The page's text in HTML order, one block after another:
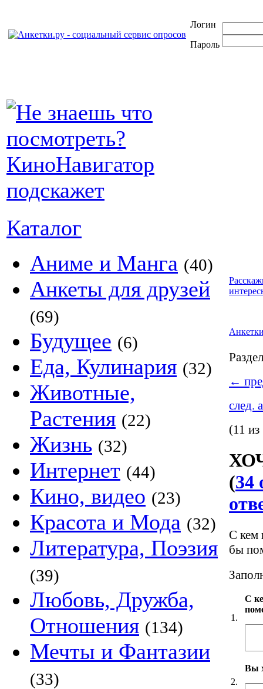
Логин
Пароль
Каталог
Аниме и Манга (40)
Анкеты для друзей
(69)
Будущее (6)
Еда, Кулинария (32)
Животные,
Растения (22)
Жизнь (32)
Интернет (44)
Кино, видео (23)
Красота и Мода (32)
Литература, Поэзия
(39)
Любовь, Дружба,
Отношения (134)
Мечты и Фантазии
(33)
←
след.
(11
(34
С кем
бы
1.
С
2.
Вы